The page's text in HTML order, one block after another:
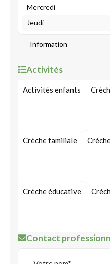
Mercredi
Jeudi
Information
Activités
Activités enfants
Crèche familiale
Crèche éducative
Contact